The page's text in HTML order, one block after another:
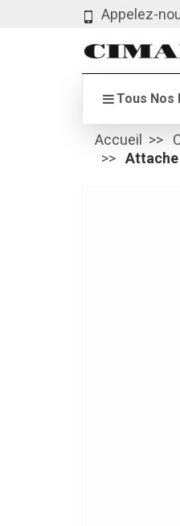
Appelez-
Tous Nos
Accueil
Attache